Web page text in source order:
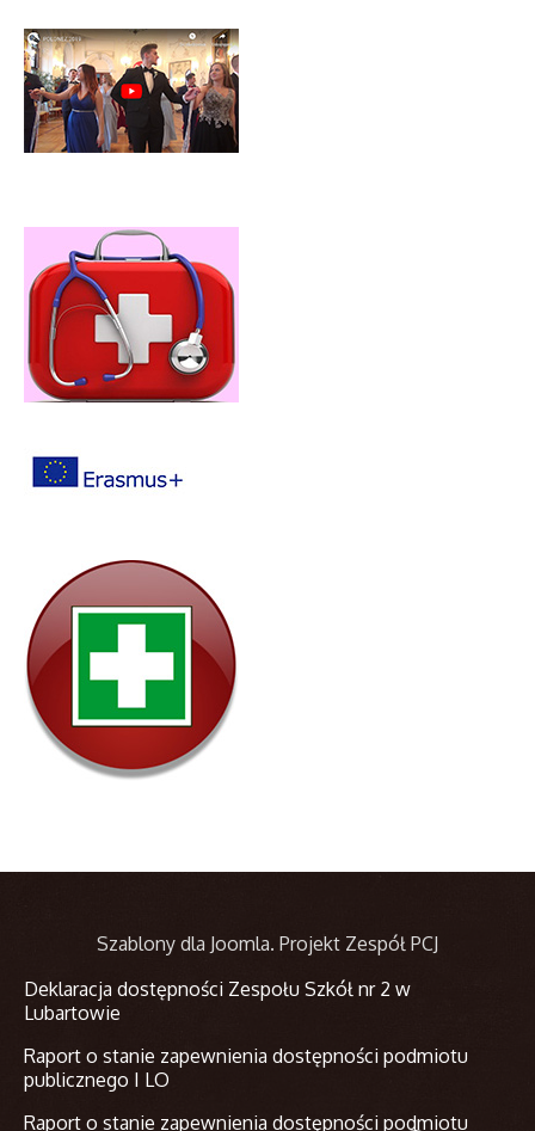
Szablony dla Joomla. Projekt Zespół PCJ
Deklaracja dostępności Zespołu Szkół nr 2 w
Lubartowie
Raport o stanie zapewnienia dostępności podmiotu
publicznego I LO
Raport o stanie zapewnienia dostępności podmiotu